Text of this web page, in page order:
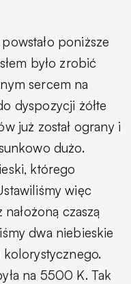
poniższe
było zrobić
sercem na
dyspozycji żółte
już został ograny i
dużo.
którego
więc
czaszą
dwa niebieskie
na 5500 K. Tak